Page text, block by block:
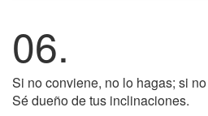
06.
Si no conviene, no lo hagas; si
Sé dueño de tus inclinaciones.